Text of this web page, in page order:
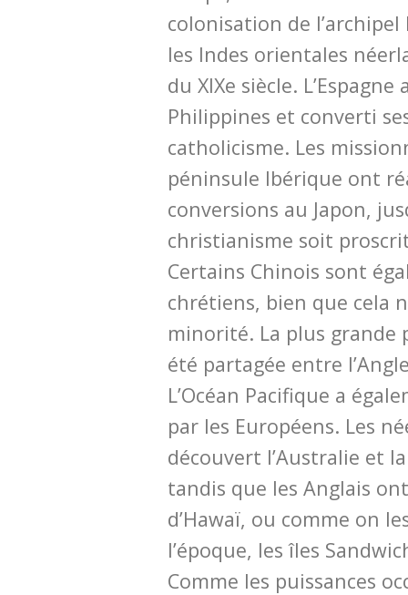
colonisation de
les Indes orientales
du XIXe siècle.
Philippines et converti
catholicisme. Les
péninsule Ibérique ont
conversions au Japon,
christianisme soit
Certains Chinois sont
chrétiens, bien que cela
minorité. La plus grande
été partagée entre
L’Océan Pacifique a
par les Européens. Les
découvert l’Australie et
tandis que les Anglais
d’Hawaï, ou comme on
l’époque, les îles
Comme les puissances